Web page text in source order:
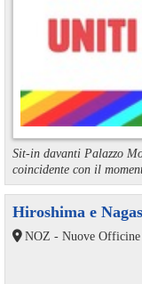
Sit-in davanti Palazzo
coincidente con il
Hiroshima e
NOZ - Nuove